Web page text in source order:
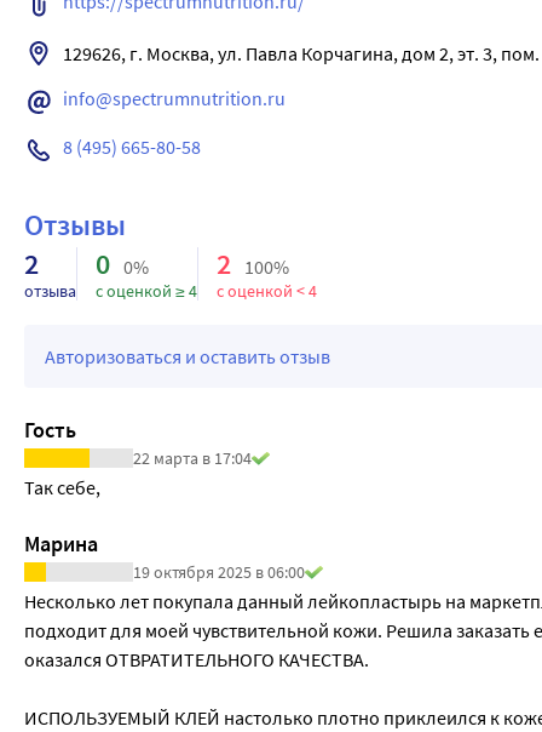
info@spectrumnutrition.ru
8 (495) 665-80-58
Отзывы
2
отзыва
0 0%
с оценкой ≥ 4
2 100%
с оценкой < 4
Авторизоваться и оставить отзыв
Гость
22 марта в 17:04
Так себе,
Марина
19 октября 2025 в 06:00
Несколько лет покупала данный лейкопластырь на
подходит для моей чувствительной кожи. Решила
оказался ОТВРАТИТЕЛЬНОГО КАЧЕСТВА.
ИСПОЛЬЗУЕМЫЙ КЛЕЙ настолько плотно приклеился к